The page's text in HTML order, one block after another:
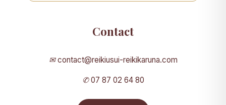
Contact
✉ contact@reikiusui-reikikaruna.com
✆ 07 87 02 64 80